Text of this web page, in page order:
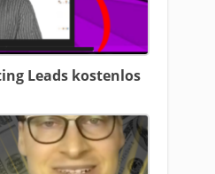
Leads kostenlos